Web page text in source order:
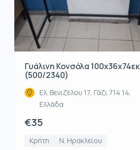
Γυάλινη Κονσόλα 100x36x74εκ
(500/2340)
Ελ. Βενιζέλου 17, Γάζι 714 14,
Ελλάδα
€35
Κρήτη Ν. Ηρακλείου